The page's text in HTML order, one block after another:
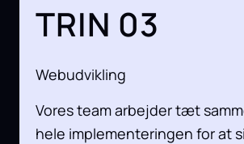
TRIN 03
Webudvikling
Vores team arbejder tæt
hele implementeringen for at